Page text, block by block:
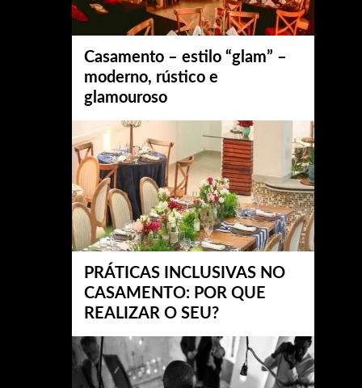
Casamento – estilo “glam” –
moderno, rústico e
glamouroso
PRÁTICAS INCLUSIVAS NO
CASAMENTO: POR QUE
REALIZAR O SEU?